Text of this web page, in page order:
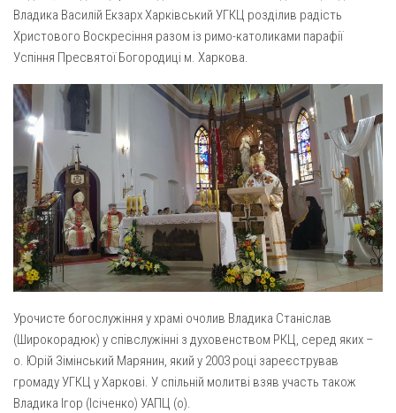
Архистратига Михаїла (м. Люботин)
Покрови Пресвятої Богородиці (с. Вільча)
Парафія Благовіщення Пресвятої Богородиці (смт
Золочів)
Парафія Різдва Пресвятої Богородиці м. Берестин
(Красноград)
Парохії Полтавської області
Пресвятої Трійці (м. Полтава)
Всіх Святих українського народу (м. Полтава)
Свято-Юріївська парафія (м. Полтава)
Архистратига Михаїла (с. Пригарівка)
Благовіщення Пресвятої Богородиці (с. Шевченки)
Введення у храм Пресвятої Богородиці (с. Дашківка)
Вознесіння ГНІХ (с. Витівка)
Газета Християнський голос
Надруковані числа
Галерея
Рух pro-life
Владика Василій Екзарх Харківський УГКЦ розділив радість
Христового Воскресіння разом із римо-католиками парафії
Успіння Пресвятої Богородиці м. Харкова.
Урочисте богослужіння у храмі очолив Владика Станіслав
(Широкорадюк) у співслужінні з духовенством РКЦ, серед яких –
о. Юрій Зімінський Марянин, який у 2003 році зареєстрував
громаду УГКЦ у Харкові. У спільній молитві взяв участь також
Владика Ігор (Ісіченко) УАПЦ (о).